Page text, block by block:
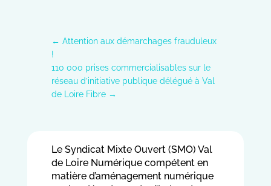
← Attention aux démarchages frauduleux
!
110 000 prises commercialisables sur le
réseau d’initiative publique délégué à Val
de Loire Fibre→
Le Syndicat Mixte Ouvert (SMO) Val
de Loire Numérique compétent en
matière d’aménagement numérique